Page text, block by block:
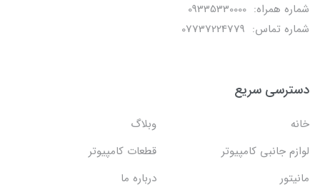
شماره همراه: 09335330000
شماره تماس: 07737224779
دسترسی سریع
خانه
وبلاگ
لوازم جانبی کامپیوتر
قطعات کامپیوتر
مانیتور
درباره ما